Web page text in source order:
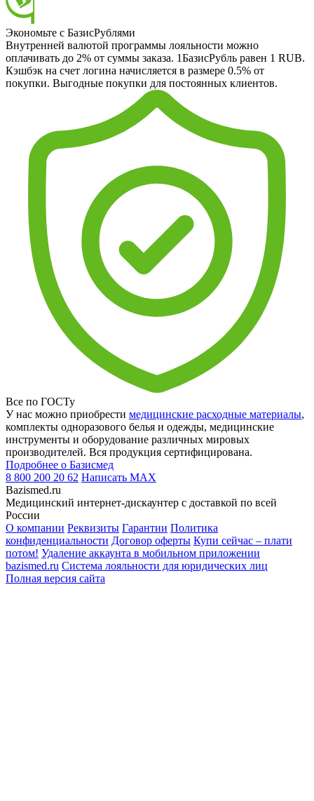
Экономьте с БазисРублями
Внутренней валютой программы лояльности можно
оплачивать до 2% от суммы заказа. 1БазисРубль равен 1 RUB.
Кэшбэк на счет логина начисляется в размере 0.5% от
покупки. Выгодные покупки для постоянных клиентов.
Все по ГОСТу
У нас можно приобрести медицинские расходные материалы,
комплекты одноразового белья и одежды, медицинские
инструменты и оборудование различных мировых
производителей. Вся продукция сертифицирована.
Подробнее о Базисмед
8 800 200 20 62 Написать MAX
Bazismed.ru
Медицинский интернет-дискаунтер с доставкой по всей
России
О компании Реквизиты Гарантии Политика
конфиденциальности Договор оферты Купи сейчас – плати
потом! Удаление аккаунта в мобильном приложении
bazismed.ru Система лояльности для юридических лиц
Полная версия сайта